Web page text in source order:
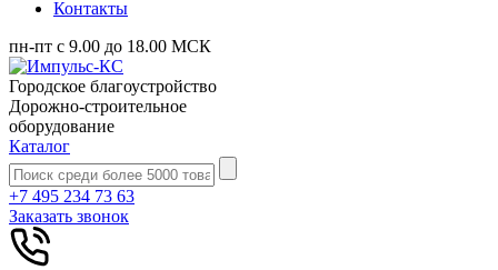
Контакты
пн-пт с 9.00 до 18.00 МСК
Городское благоустройство
Дорожно-строительное
оборудование
Каталог
+7 495 234 73 63
Заказать звонок